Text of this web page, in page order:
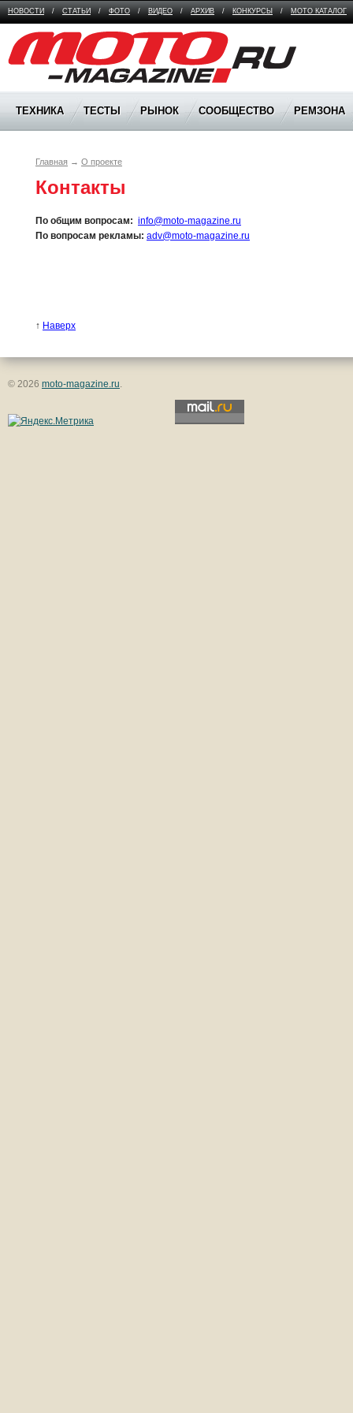
НОВОСТИ / СТАТЬИ / ФОТО / ВИДЕО / АРХИВ / КОНКУРСЫ / МОТО КАТАЛОГ
Moto Magazine
ТЕХНИКА ТЕСТЫ РЫНОК СООБЩЕСТВО РЕМЗОНА
Главная → О проекте
Контакты
По общим вопросам: info@moto-magazine.ru
По вопросам рекламы: adv@moto-magazine.ru
↑ Наверх
© 2026 moto-magazine.ru.